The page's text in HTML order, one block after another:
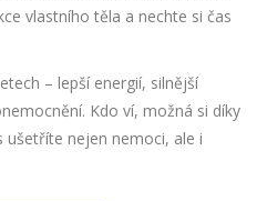
vlastního těla a nechte si čas
– lepší energií, silnější
Kdo ví, možná si díky
nejen nemoci, ale i